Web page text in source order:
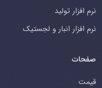
نرم افزار تولید
نرم افزار انبار و لجستیک
صفحات
قیمت